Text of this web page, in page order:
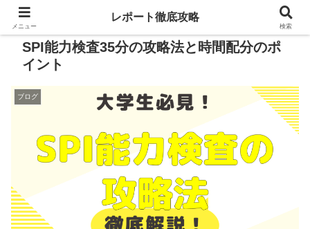
SPI能力検査35分の攻略法と時間配分のポ
イント
ブログ
メニュー
レポート徹底攻略
検索